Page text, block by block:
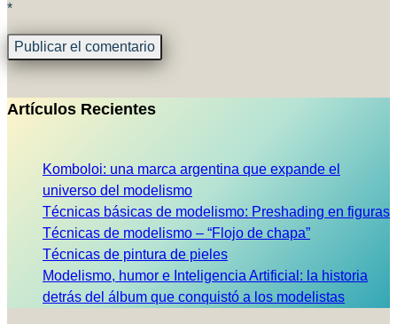
*
Artículos Recientes
Komboloi: una marca argentina que expande el
universo del modelismo
Técnicas básicas de modelismo: Preshading en figuras
Técnicas de modelismo – “Flojo de chapa”
Técnicas de pintura de pieles
Modelismo, humor e Inteligencia Artificial: la historia
detrás del álbum que conquistó a los modelistas